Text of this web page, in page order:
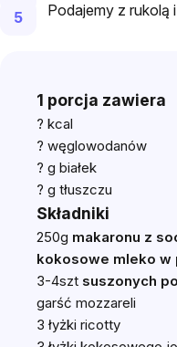
Podajemy z rukolą
1 porcja zawiera
? kcal
? węglowodanów
? g białek
? g tłuszczu
Składniki
250g makaronu z
kokosowe mleko w
3-4szt suszonych
garść mozzareli
3 łyżki ricotty